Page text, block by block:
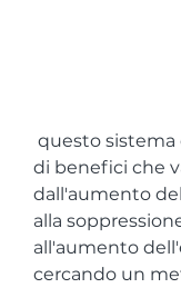
di benefici che
dall'aumento
alla
all'aumento
cercando un